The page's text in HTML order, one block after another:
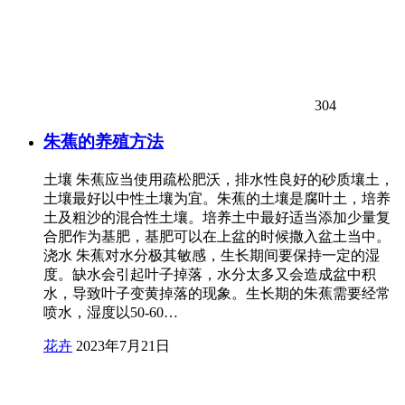
304
朱蕉的养殖方法
土壤 朱蕉应当使用疏松肥沃，排水性良好的砂质壤土，
土壤最好以中性土壤为宜。朱蕉的土壤是腐叶土，培养
土及粗沙的混合性土壤。培养土中最好适当添加少量复
合肥作为基肥，基肥可以在上盆的时候撒入盆土当中。
浇水 朱蕉对水分极其敏感，生长期间要保持一定的湿
度。缺水会引起叶子掉落，水分太多又会造成盆中积
水，导致叶子变黄掉落的现象。生长期的朱蕉需要经常
喷水，湿度以50-60…
花卉 2023年7月21日